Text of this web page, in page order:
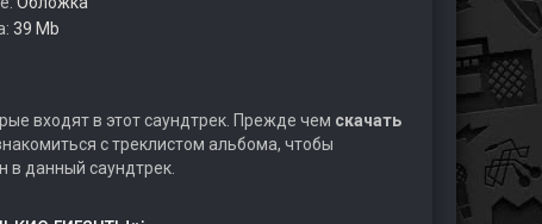
39 Mb
входят в этот саундтрек. Прежде чем скачать
с треклистом альбома, чтобы
в данный саундтрек.